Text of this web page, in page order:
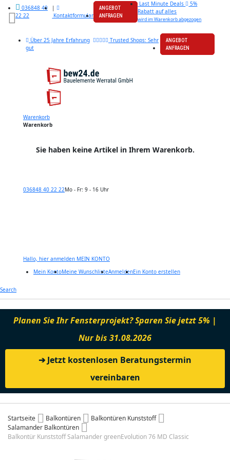
036848 40
22 22
|
Kontaktformular
ANGEBOT
ANFRAGEN
Last Minute Deals
5%
Rabatt auf alles
wird im Warenkorb abgezogen
Über 25 Jahre Erfahrung
Trusted Shops: Sehr
gut
ANGEBOT
ANFRAGEN
Warenkorb
Warenkorb
Sie haben keine Artikel in Ihrem Warenkorb.
036848 40 22 22Mo - Fr: 9 - 16 Uhr
Hallo, hier anmelden MEIN KONTO
Mein KontoMeine WunschlisteAnmeldenEin Konto erstellen
Search
Planen Sie Ihr Fensterprojekt? Sparen Sie jetzt 5% |
Nur bis 31.08.2026
➔ Jetzt kostenlosen Beratungstermin
vereinbaren
Startseite Balkontüren
Balkontüren Kunststoff
Salamander Balkontüren
Balkontür Kunststoff Salamander greenEvolution 76 MD Classic